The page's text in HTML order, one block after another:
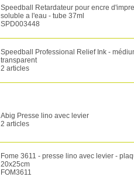
Speedball Retardateur pour encre
soluble a l'eau - tube 37ml
SPD003448
Speedball Professional Relief Ink -
transparent
2 articles
Abig Presse lino avec levier
2 articles
Fome 3611 - presse lino avec levier -
20x25cm
FOM3611